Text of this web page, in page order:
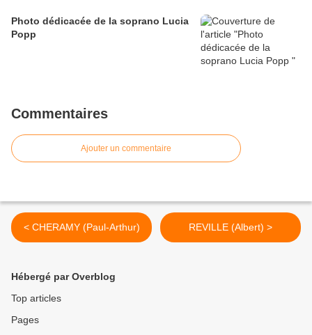
Photo dédicacée de la soprano Lucia
Popp
Commentaires
Ajouter un commentaire
< CHERAMY (Paul-Arthur) REVILLE (Albert) >
Hébergé par Overblog
Top articles
Pages